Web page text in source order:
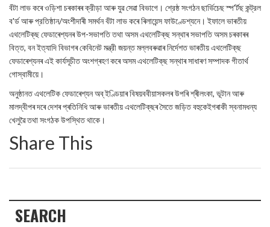
বঁটা লাভ কৰে ওড়িশা চৰকাৰৰ ক্রীড়া আৰু যুৱ সেৱা বিভাগে। শ্রেষ্ঠ সংগঠন ছার্ভিচেছ স্প'র্টছ কন্ট্রল
ব'র্ড আৰু প্রতিষ্ঠান/অংশীদাৰী সমর্থন বঁটা লাভ কৰে ৰিলায়েন্স ফাউণ্ডেশ্যনে। ইফালে ভাৰতীয়
এথলেটিক্‌ছ ফেডাৰেশ্যনৰ উপ-সভাপতি তথা অসম এথলেটিক্‌ছ সন্থাৰ সভাপতি অসম চৰকাৰৰ
বিত্ত, বন ইত্যাদি বিভাগৰ কেবিনেট মন্ত্রী জয়ন্ত মল্লবৰুৱাৰ নিৰ্দেশত ভাৰতীয় এথলেটিক্‌ছ
ফেডাৰেশ্যনৰ এই কাৰ্যসূচীত অংশগ্ৰহণ কৰে অসম এথলেটিক্‌ছ সন্থাৰ সাধাৰণ সম্পাদক গীতার্থ
গোস্বামীয়ে।
অনুষ্ঠানত এথলেটিক ফেডাৰেশ্যন অব্ ইণ্ডিয়াৰ বিষয়ববীয়াসকলৰ উপৰি শ্ৰীলংকা, ভূটান আৰু
মালদ্বীপৰ দৰে দেশৰ প্ৰতিনিধি আৰু ভাৰতীয় এথলেটিক্‌ছৰ সৈতে জড়িত বহুকেইগৰাকী স্বনামধন্য
খেলুৱৈ তথা সংগঠক উপস্থিত থাকে।
Share This
SEARCH